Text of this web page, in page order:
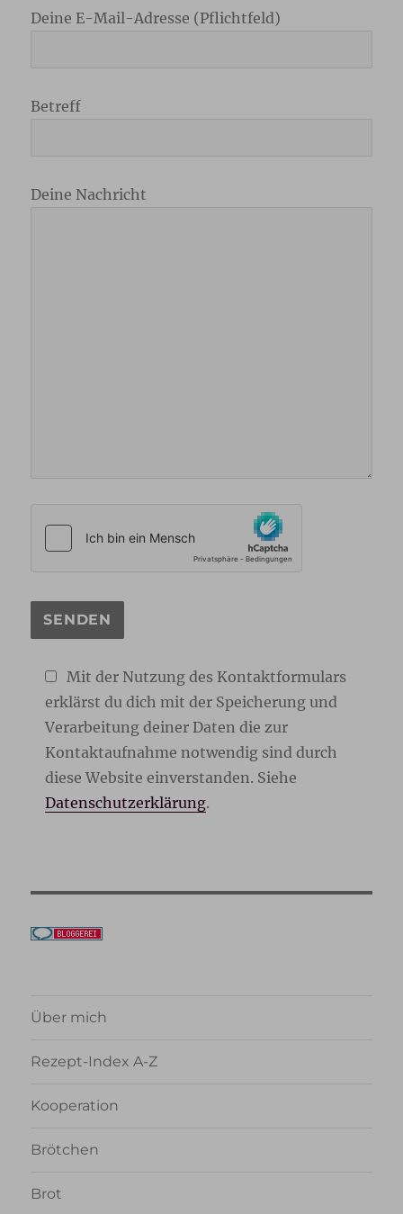
Deine E-Mail-Adresse (Pflichtfeld)
Betreff
Deine Nachricht
Mit der Nutzung des Kontaktformulars
erklärst du dich mit der Speicherung und
Verarbeitung deiner Daten die zur
Kontaktaufnahme notwendig sind durch
diese Website einverstanden. Siehe
Datenschutzerklärung.
Über mich
Rezept-Index A-Z
Kooperation
Brötchen
Brot